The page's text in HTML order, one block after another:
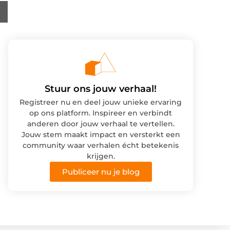
Stuur ons jouw verhaal!
Registreer nu en deel jouw unieke ervaring
op ons platform. Inspireer en verbindt
anderen door jouw verhaal te vertellen.
Jouw stem maakt impact en versterkt een
community waar verhalen écht betekenis
krijgen.
Publiceer nu je blog